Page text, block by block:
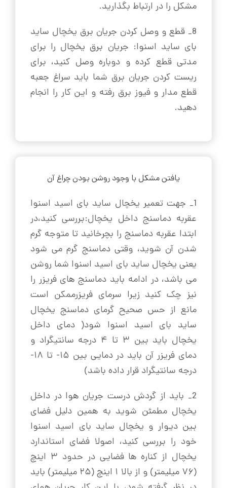
مشکل را در ارتباط بگذارید.
8_ قطع و وصل کردن جریان برق یخچال ساید
بای ساید اسنوا: جریان برق یخچال را برای
مدتی قطع کرده و دوباره وصل کنید، برای
ریست کردن جریان برق شما باید سراغ جعبه
قطع مدار و فیوز برق رفته و این کار را انجام
دهید.
یافتن مشکل با وجود روشن بودن چراغ آن
1_ جهت تعمیر یخچال ساید بای اسید اسنوا
عقربه دماسنج داخل یخچال:بررسی کنید،در
ابتدا عقربه دماسنج را بچرخانید تا متوجه گرم
شدن آن شوید، وقتی دماسنج گرم می شود
یعنی یخچال ساید بای اسید اسنوا شما روشن
می باشد، در ادامه باید دماسنج های فریزر را
نیز چک کنید زیرا سرمای فریزرممکن است
مانع از حس صحیح گرمای دماسنج یخچال
ساید بای اسید اسنوا شود( دمای داخل
یخچال باید بین ۳ تا ۴ درجه سانتیگراد و
دمای فریزر آن باید در دمایی بین ۱۵- تا ۱۸-
درجه سانتیگراد قرار داده باشد)
2_ باید از گردش درست جریان هوا در داخل
یخچال مطمئن شوید به همین دلیل فضای
بین دیوار و یخچال ساید بای اسید اسنوا
خود را بررسی کنید، اصولا فضای استاندارد
یخچال از کناره ها فضایی در حدود ۳ اینچ
(۷۶ میلیمتر) و از بالا ۱ اینچ (۲۵ میلیمتر) باید